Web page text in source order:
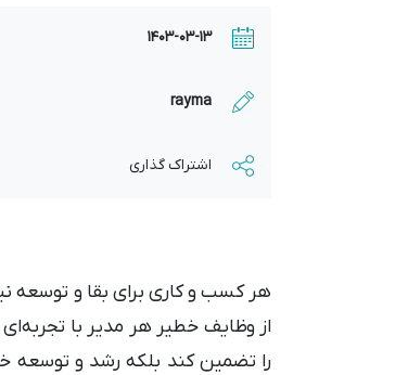
1403-03-13
اشتراک گذاری
هر کسب و کاری برای بقا و توسعه
از وظایف خطیر هر مدیر با
را تضمین کند بلکه رشد و توسعه